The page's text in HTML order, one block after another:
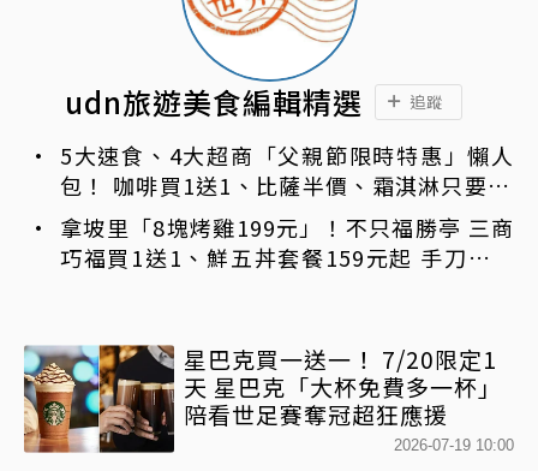
udn旅遊美食編輯精選 追蹤
5大速食、4大超商「父親節限時特惠」懶人
包！ 咖啡買1送1、比薩半價、霜淇淋只要10
元
拿坡里「8塊烤雞199元」！不只福勝亭 三商
巧福買1送1、鮮五丼套餐159元起 手刀免費
星巴克買一送一！ 7/20限定1
天 星巴克「大杯免費多一杯」
陪看世足賽奪冠超狂應援
2026-07-19 10:00